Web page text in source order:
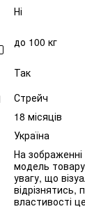
Ні
до 100 кг
Так
Стрейч
18 місяців
Україна
На
модель
увагу, що
відрізнятись,
властивості